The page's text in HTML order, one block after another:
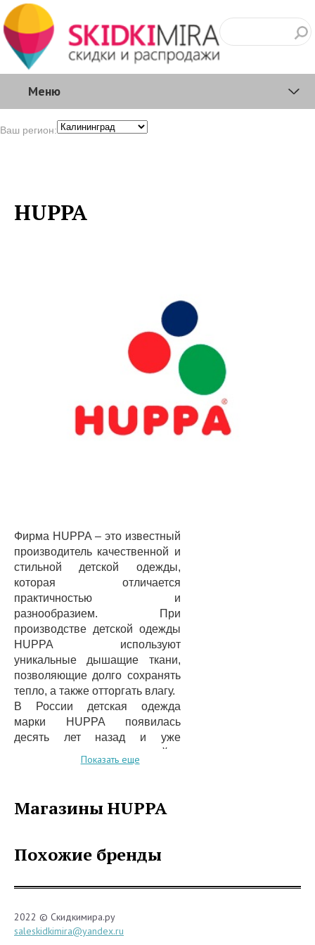
Меню
Ваш регион:
HUPPA
Фирма HUPPA – это известный
производитель качественной и
стильной детской одежды,
которая отличается
практичностью и
разнообразием. При
производстве детской одежды
HUPPA используют
уникальные дышащие ткани,
позволяющие долго сохранять
тепло, а также отторгать влагу.
В России детская одежда
марки HUPPA появилась
десять лет назад и уже
завоевала массу признаний и
финское качество одежды для
На сегодняшний момент
основная фабрика по
находится в Таиланде, а
испытания, разработки
новейших водостойких тканей.
Показать еще
Магазины HUPPA
Похожие бренды
2022 © Скидкимира.ру
saleskidkimira@yandex.ru